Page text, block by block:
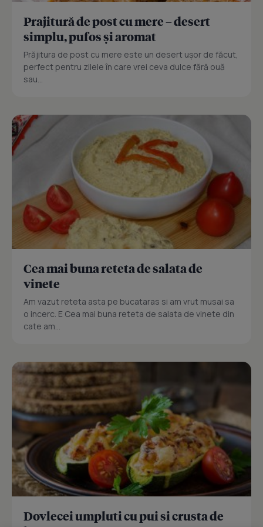
Prajitură de post cu mere – desert
simplu, pufos și aromat
Prăjitura de post cu mere este un desert ușor de făcut,
perfect pentru zilele în care vrei ceva dulce fără ouă
sau...
Cea mai buna reteta de salata de
vinete
Am vazut reteta asta pe bucataras si am vrut musai sa
o incerc. E Cea mai buna reteta de salata de vinete din
cate am...
Dovlecei umpluti cu pui si crusta de